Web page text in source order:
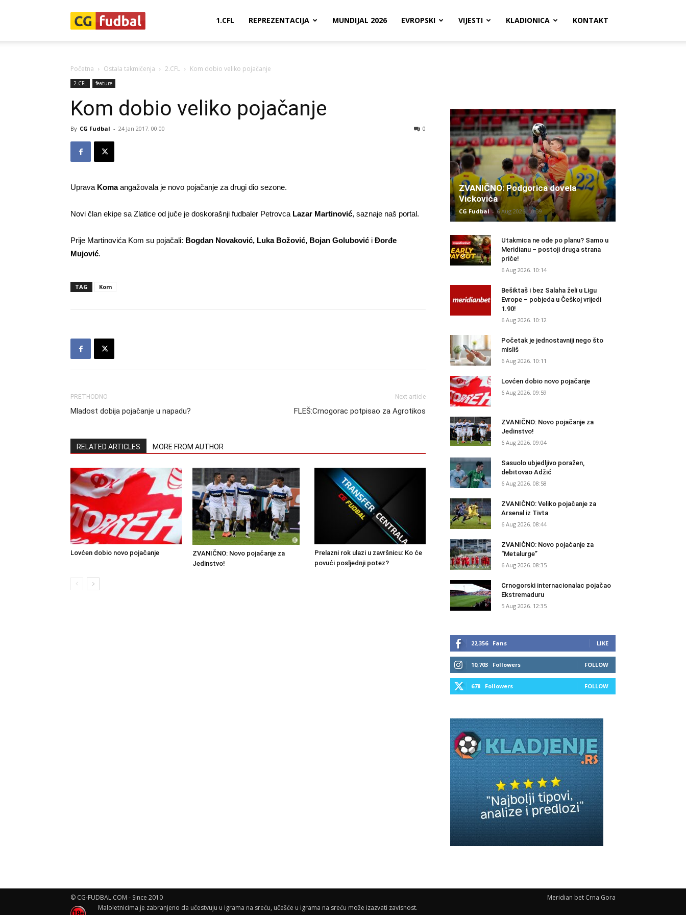
1.CFL REPREZENTACIJA MUNDIJAL 2026 EVROPSKI VIJESTI KLADIONICA KONTAKT
Početna Ostala takmičenja 2.CFL Kom dobio veliko pojačanje
2.CFL feature
Kom dobio veliko pojačanje
By CG Fudbal - 24 Jan 2017. 00:00 0
Uprava Komaangažovala je novo pojačanje za drugi dio sezone.
Novi član ekipe sa Zlatice od juče je doskorašnji fudbaler Petrovca Lazar Martinović, saznaje naš portal.
Prije Martinovića Kom su pojačali: Bogdan Novaković, Luka Božović, Bojan Golubović i Đorđe
Mujović.
TAG Kom
PRETHODNO
Mladost dobija pojačanje u napadu?
Next article
FLEŠ:Crnogorac potpisao za Agrotikos
RELATED ARTICLES MORE FROM AUTHOR
Lovćen dobio novo pojačanje
ZVANIČNO: Novo pojačanje za
Jedinstvo!
Prelazni rok ulazi u završnicu: Ko će
povući posljednji potez?
ZVANIČNO: Podgorica dovela
Vickovića
CG Fudbal - 6 Aug 2026. 10:39
Utakmica ne ode po planu? Samo u
Meridianu – postoji druga strana
priče!
6 Aug 2026. 10:14
Bešiktaš i bez Salaha želi u Ligu
Evrope – pobjeda u Češkoj vrijedi
1.90!
6 Aug 2026. 10:12
Početak je jednostavniji nego što
misliš
6 Aug 2026. 10:11
Lovćen dobio novo pojačanje
6 Aug 2026. 09:59
ZVANIČNO: Novo pojačanje za
Jedinstvo!
6 Aug 2026. 09:04
Sasuolo ubjedljivo poražen,
debitovao Adžić
6 Aug 2026. 08:58
ZVANIČNO: Veliko pojačanje za
Arsenal iz Tivta
6 Aug 2026. 08:44
ZVANIČNO: Novo pojačanje za
“Metalurge”
6 Aug 2026. 08:35
Crnogorski internacionalac pojačao
Ekstremaduru
5 Aug 2026. 12:35
22,356 Fans LIKE
10,703 Followers FOLLOW
678 Followers FOLLOW
Meridian bet Crna Gora
© CG-FUDBAL.COM - Since 2010
Maloletnicima je zabranjeno da učestvuju u igrama na sreću, učešće u igrama na sreću može izazvati zavisnost.